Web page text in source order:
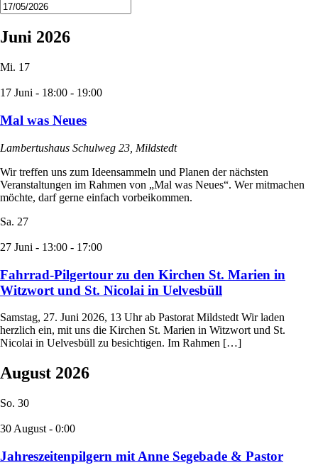
Juni 2026
Mi. 17
17 Juni - 18:00 - 19:00
Mal was Neues
Lambertushaus Schulweg 23, Mildstedt
Wir treffen uns zum Ideensammeln und Planen der nächsten
Veranstaltungen im Rahmen von „Mal was Neues“. Wer mitmachen
möchte, darf gerne einfach vorbeikommen.
Sa. 27
27 Juni - 13:00 - 17:00
Fahrrad-Pilgertour zu den Kirchen St. Marien in
Witzwort und St. Nicolai in Uelvesbüll
Samstag, 27. Juni 2026, 13 Uhr ab Pastorat Mildstedt Wir laden
herzlich ein, mit uns die Kirchen St. Marien in Witzwort und St.
Nicolai in Uelvesbüll zu besichtigen. Im Rahmen […]
August 2026
So. 30
30 August - 0:00
Jahreszeitenpilgern mit Anne Segebade & Pastor